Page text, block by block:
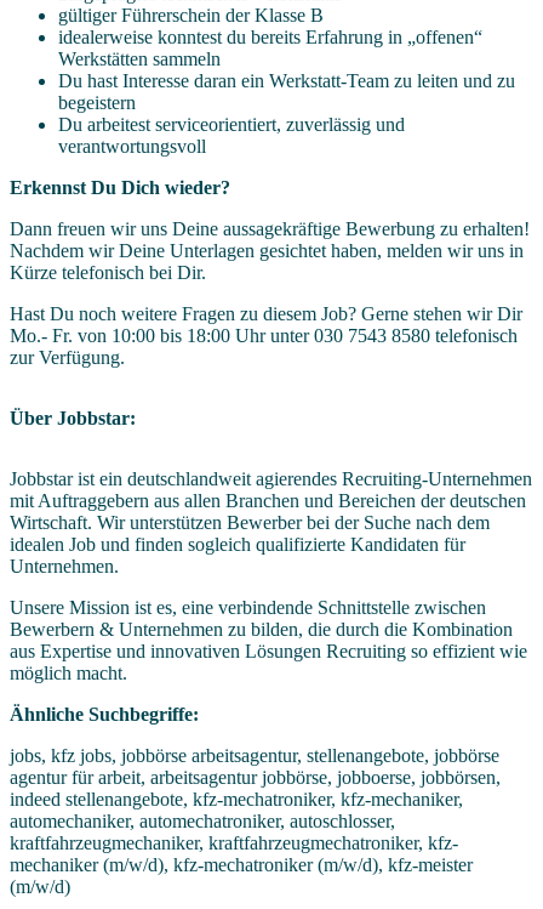
gültiger Führerschein der Klasse B
idealerweise konntest du bereits Erfahrung in „offenen“
Werkstätten sammeln
Du hast Interesse daran ein Werkstatt-Team zu leiten und zu
begeistern
Du arbeitest serviceorientiert, zuverlässig und
verantwortungsvoll
Erkennst Du Dich wieder?
Dann freuen wir uns Deine aussagekräftige Bewerbung zu erhalten!
Nachdem wir Deine Unterlagen gesichtet haben, melden wir uns in
Kürze telefonisch bei Dir.
Hast Du noch weitere Fragen zu diesem Job? Gerne stehen wir Dir
Mo.- Fr. von 10:00 bis 18:00 Uhr unter 030 7543 8580 telefonisch
zur Verfügung.
Über Jobbstar:
Jobbstar ist ein deutschlandweit agierendes Recruiting-Unternehmen
mit Auftraggebern aus allen Branchen und Bereichen der deutschen
Wirtschaft. Wir unterstützen Bewerber bei der Suche nach dem
idealen Job und finden sogleich qualifizierte Kandidaten für
Unternehmen.
Unsere Mission ist es, eine verbindende Schnittstelle zwischen
Bewerbern & Unternehmen zu bilden, die durch die Kombination
aus Expertise und innovativen Lösungen Recruiting so effizient wie
möglich macht.
Ähnliche Suchbegriffe:
jobs, kfz jobs, jobbörse arbeitsagentur, stellenangebote, jobbörse
agentur für arbeit, arbeitsagentur jobbörse, jobboerse, jobbörsen,
indeed stellenangebote, kfz-mechatroniker, kfz-mechaniker,
automechaniker, automechatroniker, autoschlosser,
kraftfahrzeugmechaniker, kraftfahrzeugmechatroniker, kfz-
mechaniker (m/w/d), kfz-mechatroniker (m/w/d), kfz-meister
(m/w/d)